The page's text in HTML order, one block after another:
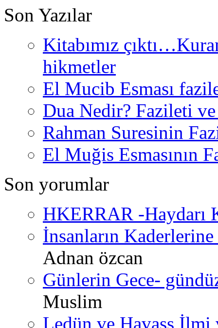
Son Yazılar
Kitabımız
hikmetler
El Mucib Esması
Dua Nedir? Fazileti
Rahman Suresinin
El Muğis Esmasının
Son yorumlar
HKERRAR -Haydarı
İnsanların
Adnan özcan
Günlerin Gece-
Muslim
Ledün ve Havass İlmi